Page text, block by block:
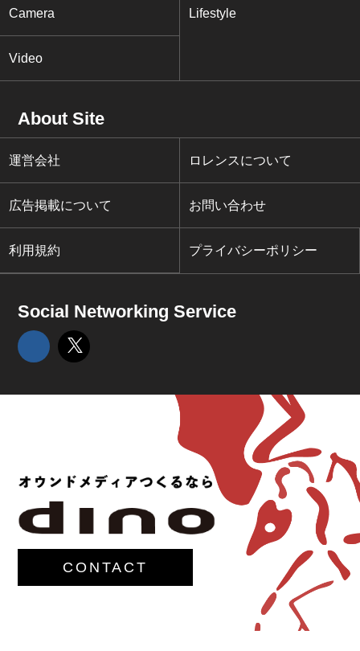
Camera Lifestyle
Video
About Site
運営会社 ロレンスについて
広告掲載について お問い合わせ
利用規約 プライバシーポリシー
Social Networking Service
CONTACT